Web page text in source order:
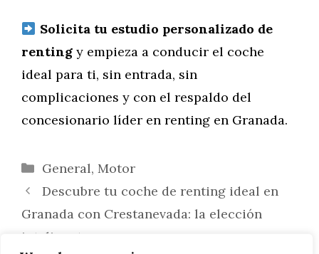
Solicita tu estudio personalizado de
renting y empieza a conducir el coche
ideal para ti, sin entrada, sin
complicaciones y con el respaldo del
concesionario líder en renting en Granada.
Categorías
General, Motor
Descubre tu coche de renting ideal en
Granada con Crestanevada: la elección
inteligente